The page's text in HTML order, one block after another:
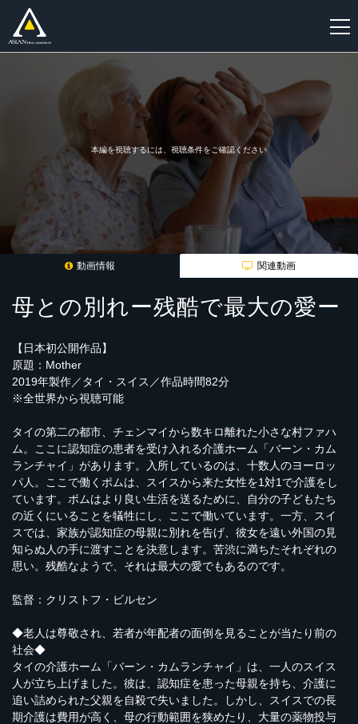
本編を視聴するには、視聴条件をご確認ください
動画情報 関連動画
母との別れー残酷で最大の愛ー
【日本初公開作品】
原題：Mother
2019年製作／タイ・スイス／作品時間82分
※全世界から視聴可能
タイの第二の都市、チェンマイから数キロ離れた小さな村ファハ
ム。ここに認知症の患者を受け入れる介護ホーム「バーン・カム
ランチャイ」があります。入所しているのは、十数人のヨーロッ
パ人。ここで働くポムは、スイスから来た女性を1対1で介護をし
ています。ポムはより良い生活を送るために、自分の子どもたち
の近くにいることを犠牲にし、ここで働いています。一方、スイ
スでは、家族が認知症の母親に別れを告げ、彼女を遠い外国の見
知らぬ人の手に渡すことを決意します。苦渋に満ちたそれぞれの
思い。残酷なようで、それは最大の愛でもあるのです。
監督：クリストフ・ビルセン
◆老人は尊敬され、若者が年配者の面倒を見ることが当たり前の
社会◆
タイの介護ホーム「バーン・カムランチャイ」は、一人のスイス
人が立ち上げました。彼は、認知症を患った母親を持ち、介護に
追い詰められた父親を自殺で失いました。しかし、スイスでの長
期介護は費用が高く、母の行動範囲を狭めたり、大量の薬物投与